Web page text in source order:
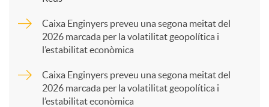
a
Caixa Enginyers preveu una segona meitat del
2026 marcada per la volatilitat geopolítica i
l’estabilitat econòmica
Caixa Enginyers preveu una segona meitat del
2026 marcada per la volatilitat geopolítica i
l’estabilitat econòmica